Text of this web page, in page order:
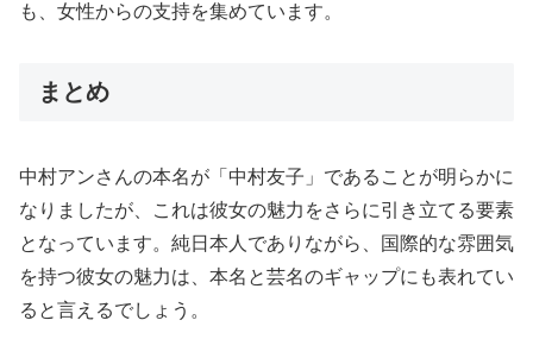
も、女性からの支持を集めています。
まとめ
中村アンさんの本名が「中村友子」であることが明らかに
なりましたが、これは彼女の魅力をさらに引き立てる要素
となっています。純日本人でありながら、国際的な雰囲気
を持つ彼女の魅力は、本名と芸名のギャップにも表れてい
ると言えるでしょう。